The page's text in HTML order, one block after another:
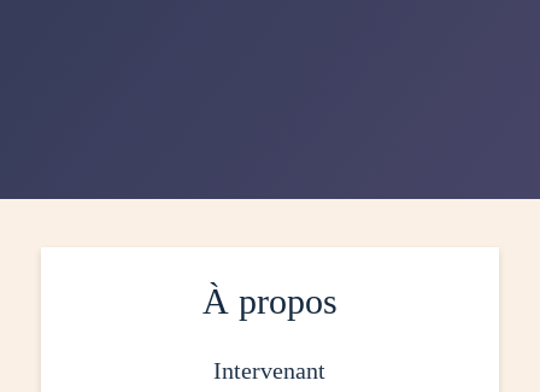
À propos
intervenant